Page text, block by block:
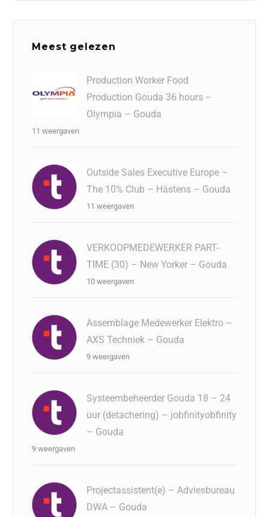
Meest gelezen
Production Worker Food
Production Gouda 36 hours –
Olympia – Gouda
11 weergaven
Outside Sales Executive Europe –
The 10% Club – Hästens – Gouda
11 weergaven
VERKOOPMEDEWERKER PART-
TIME (30) – New Yorker – Gouda
10 weergaven
Assemblage Medewerker Elektro –
AXS Techniek – Gouda
9 weergaven
Systeembeheerder Gouda 18 – 24
uur (detachering) – jobfinityobfinity
– Gouda
9 weergaven
Projectassistent(e) – Adviesbureau
DWA – Gouda